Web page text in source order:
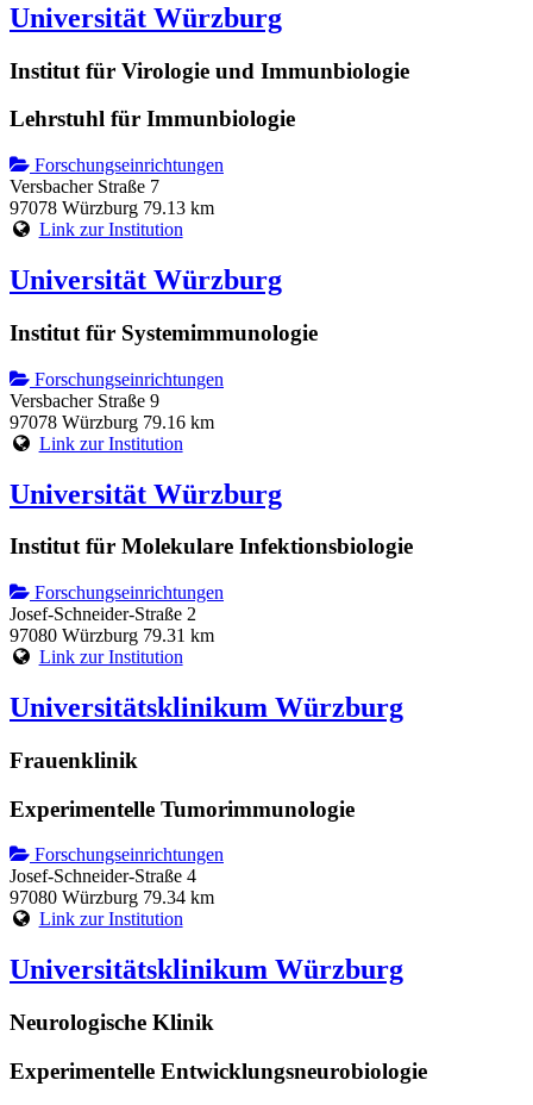
Universität Würzburg
Institut für Virologie und Immunbiologie
Lehrstuhl für Immunbiologie
Forschungseinrichtungen
Versbacher Straße 7
97078 Würzburg 79.13 km
Link zur Institution
Universität Würzburg
Institut für Systemimmunologie
Forschungseinrichtungen
Versbacher Straße 9
97078 Würzburg 79.16 km
Link zur Institution
Universität Würzburg
Institut für Molekulare Infektionsbiologie
Forschungseinrichtungen
Josef-Schneider-Straße 2
97080 Würzburg 79.31 km
Link zur Institution
Universitätsklinikum Würzburg
Frauenklinik
Experimentelle Tumorimmunologie
Forschungseinrichtungen
Josef-Schneider-Straße 4
97080 Würzburg 79.34 km
Link zur Institution
Universitätsklinikum Würzburg
Neurologische Klinik
Experimentelle Entwicklungsneurobiologie